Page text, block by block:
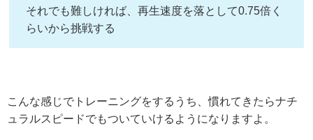
それでも難しければ、再生速度を落として0.75倍く
らいから挑戦する
こんな感じでトレーニングをするうち、慣れてきたらナチ
ュラルスピードでもついていけるようになりますよ。